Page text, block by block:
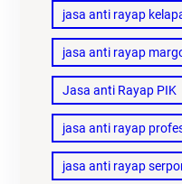
jasa anti rayap
jasa anti rayap
Jasa anti Rayap PIK
jasa anti rayap
jasa anti rayap